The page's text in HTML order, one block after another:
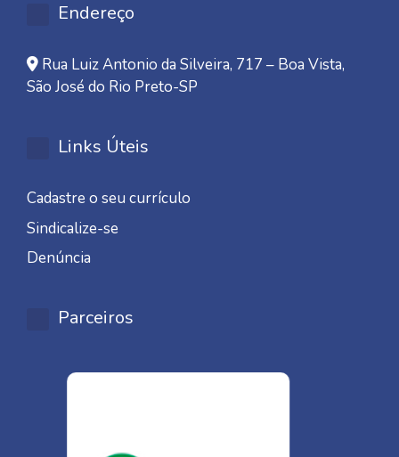
Endereço
Rua Luiz Antonio da Silveira, 717 – Boa Vista,
São José do Rio Preto-SP
Links Úteis
Cadastre o seu currículo
Sindicalize-se
Denúncia
Parceiros